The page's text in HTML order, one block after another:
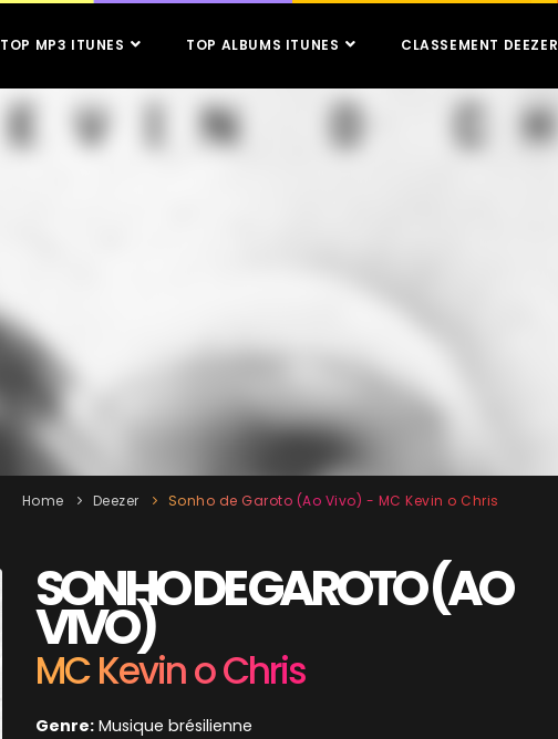
TOP MP3 ITUNES TOP ALBUMS ITUNES CLASSEMENT DEEZER
Home Deezer Sonho de Garoto (Ao Vivo) - MC Kevin o Chris
SONHO DE GAROTO (AO
VIVO)
MC Kevin o Chris
Genre: Musique brésilienne